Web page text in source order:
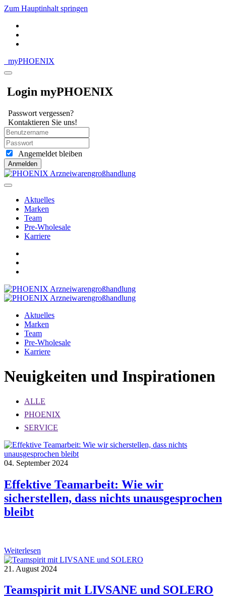
Zum Hauptinhalt springen
myPHOENIX
Login myPHOENIX
Passwort vergessen?
Kontaktieren Sie uns!
Angemeldet bleiben
Anmelden
Aktuelles
Marken
Team
Pre-Wholesale
Karriere
Aktuelles
Marken
Team
Pre-Wholesale
Karriere
Neuigkeiten und Inspirationen
ALLE
PHOENIX
SERVICE
04. September 2024
Effektive Teamarbeit: Wie wir
sicherstellen, dass nichts unausgesprochen
bleibt
Weiterlesen
21. August 2024
Teamspirit mit LIVSANE und SOLERO